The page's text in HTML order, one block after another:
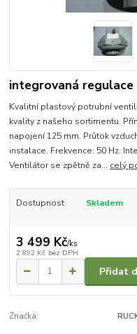
integrovaná
Kvalitní plastový potrubní
kvality z našeho sortimentu.
napojení 125 mm. Průtok
instalace. Frekvence: 50 Hz.
Ventilátor se zpětně za... celý
Dostupnost Skladem
3 499 Kč/ks
2 892 Kč bez DPH
Přidat
Značka: